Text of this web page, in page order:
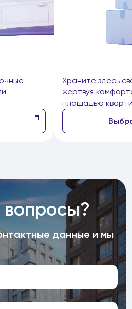
Храните здесь
жертвуя
площадью
данные и мы